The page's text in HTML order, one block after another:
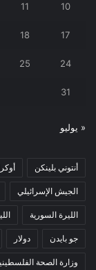
10
11
17
18
24
25
31
« يوليو
أنتوني بلينكن
الجيش الإسرائيلي
الليرة السورية
جو بايدن دولار
وزارة الصحة